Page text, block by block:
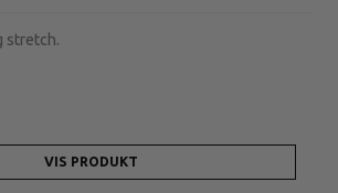
stretch.
VIS PRODUKT